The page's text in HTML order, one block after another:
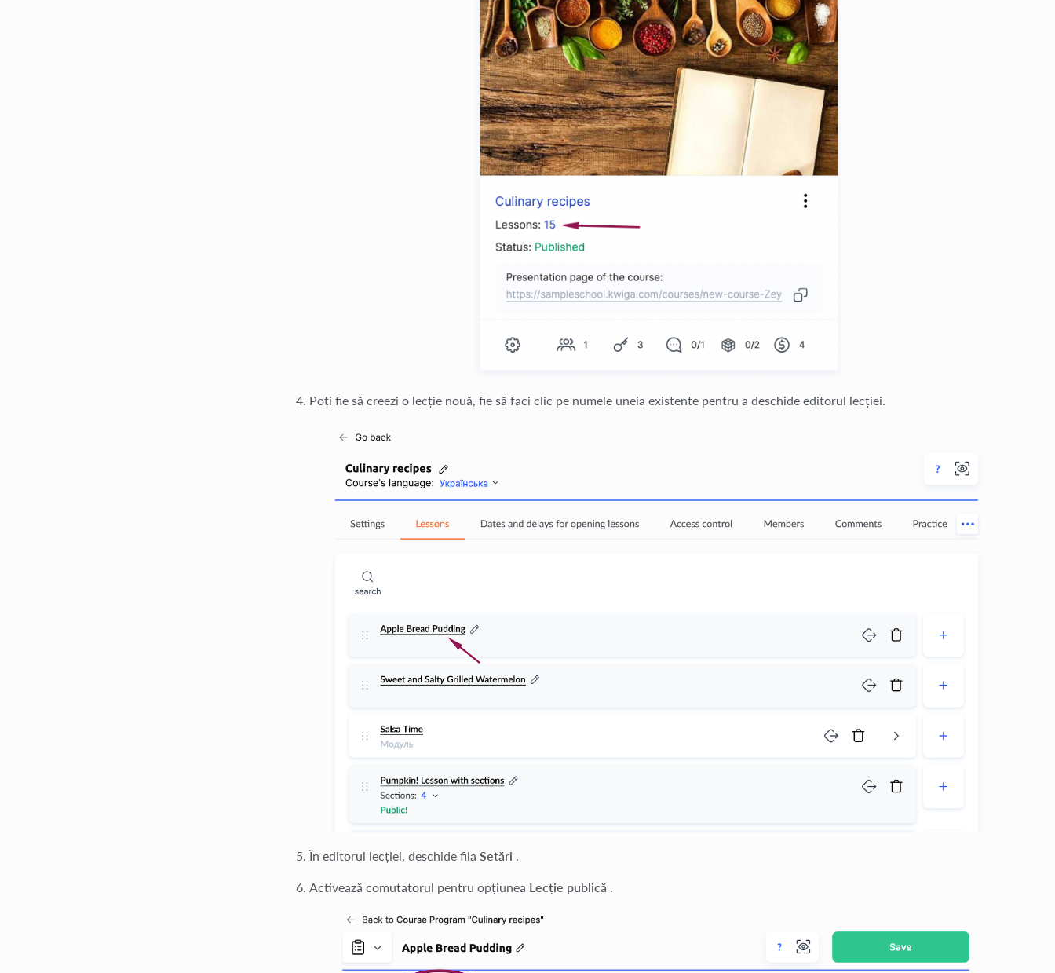
Poți fie să creezi o lecție nouă, fie să faci clic pe numele uneia existente pentru a deschide editorul lecției.
În editorul lecției, deschide fila Setări .
Activează comutatorul pentru opțiunea Lecție publică .